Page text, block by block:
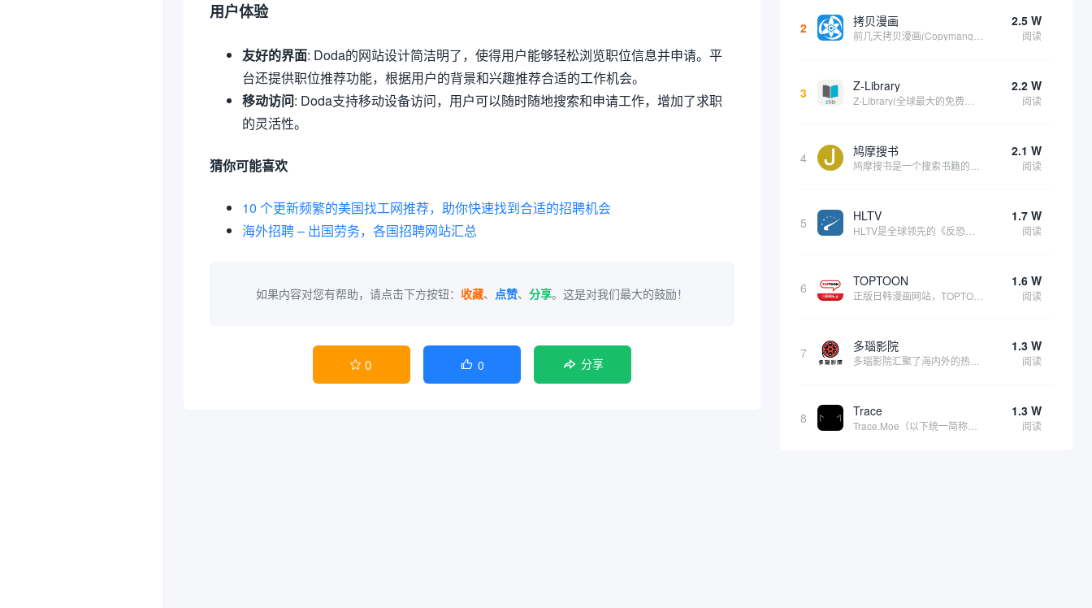
用户体验
友好的界面: Doda的网站设计简洁明了，使得用户能够轻松浏览职位信息并申请。平
台还提供职位推荐功能，根据用户的背景和兴趣推荐合适的工作机会。
移动访问: Doda支持移动设备访问，用户可以随时随地搜索和申请工作，增加了求职
的灵活性。
猜你可能喜欢
10 个更新频繁的美国找工网推荐，助你快速找到合适的招聘机会
海外招聘 – 出国劳务，各国招聘网站汇总
如果内容对您有帮助，请点击下方按钮： 收藏、 点赞、 分享。这是对我们最大的鼓励！
 0  0 分享
2 拷贝漫画 2.5 W
阅读
3 Z-Library 2.2 W
阅读
4 鸠摩搜书 2.1 W
阅读
5 HLTV 1.7 W
阅读
6 TOPTOON 1.6 W
阅读
7 多瑙影院 1.3 W
阅读
8 Trace 1.3 W
阅读